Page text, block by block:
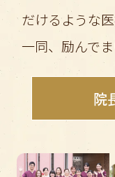
だけるような
一同、励んでま
院